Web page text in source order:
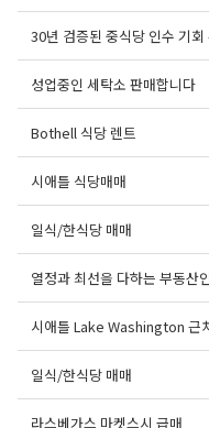
30년 검증된 중식당 인수 기
성업중인 세탁소 판매합니다
Bothell 식당 렌트
시애틀 식당매매
일식/한식당 매매
열정과 최선을 다하는 부동산
시애틀 Lake Washington 근
일식/한식당 매매
라스베가스 마켓스시 급매